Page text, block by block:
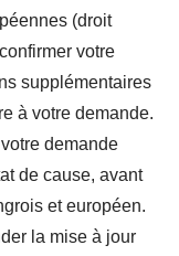
(droit
votre
supplémentaires
à votre demande.
demande
de cause, avant
et européen.
la mise à jour